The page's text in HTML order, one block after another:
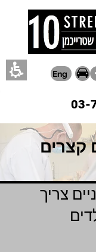
Eng
03-
קצרים
צריך